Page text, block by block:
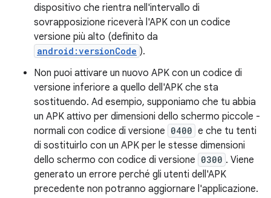
dispositivo che rientra nell'intervallo di
sovrapposizione riceverà l'APK con un codice
versione più alto (definito da
android:versionCode ).
Non puoi attivare un nuovo APK con un codice di
versione inferiore a quello dell'APK che sta
sostituendo. Ad esempio, supponiamo che tu abbia
un APK attivo per dimensioni dello schermo piccole -
normali con codice di versione 0400 e che tu tenti
di sostituirlo con un APK per le stesse dimensioni
dello schermo con codice di versione 0300 . Viene
generato un errore perché gli utenti dell'APK
precedente non potranno aggiornare l'applicazione.